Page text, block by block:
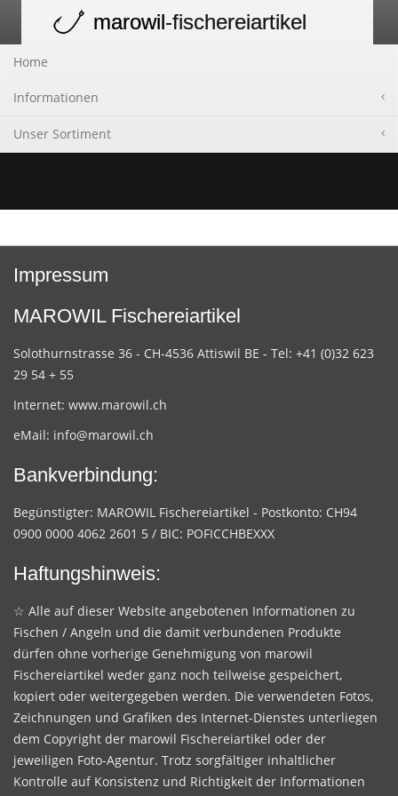
navigation
marowil-fischereiartikel
Home
Informationen
Unser Sortiment
Impressum
MAROWIL Fischereiartikel
Solothurnstrasse 36 - CH-4536 Attiswil BE - Tel: +41 (0)32 623
29 54 + 55
Internet: www.marowil.ch
eMail: info@marowil.ch
Bankverbindung:
Begünstigter: MAROWIL Fischereiartikel - Postkonto: CH94
0900 0000 4062 2601 5 / BIC: POFICCHBEXXX
Haftungshinweis:
☆ Alle auf dieser Website angebotenen Informationen zu
Fischen / Angeln und die damit verbundenen Produkte
dürfen ohne vorherige Genehmigung von marowil
Fischereiartikel weder ganz noch teilweise gespeichert,
kopiert oder weitergegeben werden. Die verwendeten Fotos,
Zeichnungen und Grafiken des Internet-Dienstes unterliegen
dem Copyright der marowil Fischereiartikel oder der
jeweiligen Foto-Agentur. Trotz sorgfältiger inhaltlicher
Kontrolle auf Konsistenz und Richtigkeit der Informationen